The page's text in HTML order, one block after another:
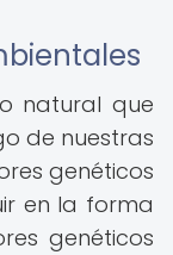
natural que
de nuestras
genéticos
en la forma
genéticos